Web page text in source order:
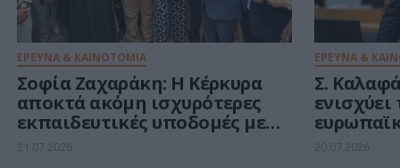
ΕΡΕΥΝΑ & ΚΑΙΝΟΤΟΜΙΑ
Σοφία Ζαχαράκη: Η Κέρκυρα
αποκτά ακόμη ισχυρότερες
εκπαιδευτικές υποδομές με
επενδύσεις στην καινοτομία,
21.07.2026
ΕΡΕΥΝΑ &
Σ.
20.07.2026